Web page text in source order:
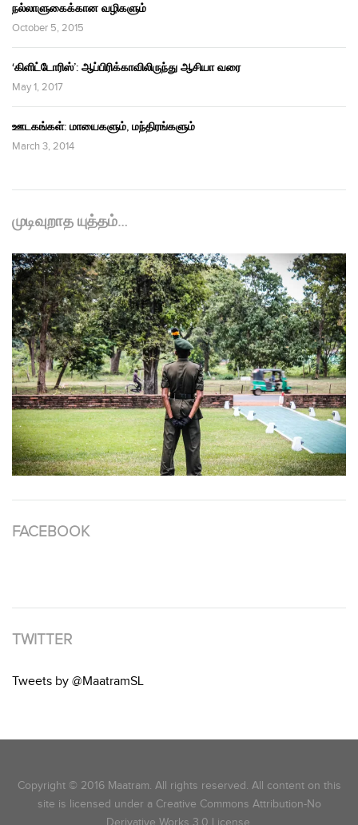
நல்லாளுகைக்கான வழிகளும்
October 5, 2015
‘கிளிட்டோரிஸ்’: ஆப்பிரிக்காவிலிருந்து ஆசியா வரை
May 1, 2017
ஊடகங்கள்: மாயைகளும், மந்திரங்களும்
March 3, 2014
முடிவுறாத யுத்தம்…
FACEBOOK
TWITTER
Tweets by @MaatramSL
Copyright © 2016 Maatram. All rights reserved. All content on this
site is licensed under a Creative Commons Attribution-No
Derivative Works 3.0 License.